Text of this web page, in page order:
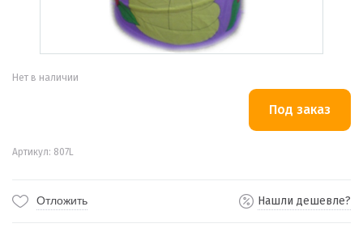
Нет в наличии
Артикул: 807L
Отложить Нашли дешевле?